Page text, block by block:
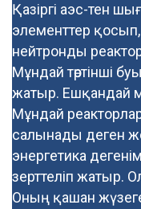
Қазіргі аэс-тен
элементтер
нейтронды
Мұндай төртінші
жатыр. Ешқандай
Мұндай
салынады деген
энергетика
зерттеліп жатыр.
Оның қашан